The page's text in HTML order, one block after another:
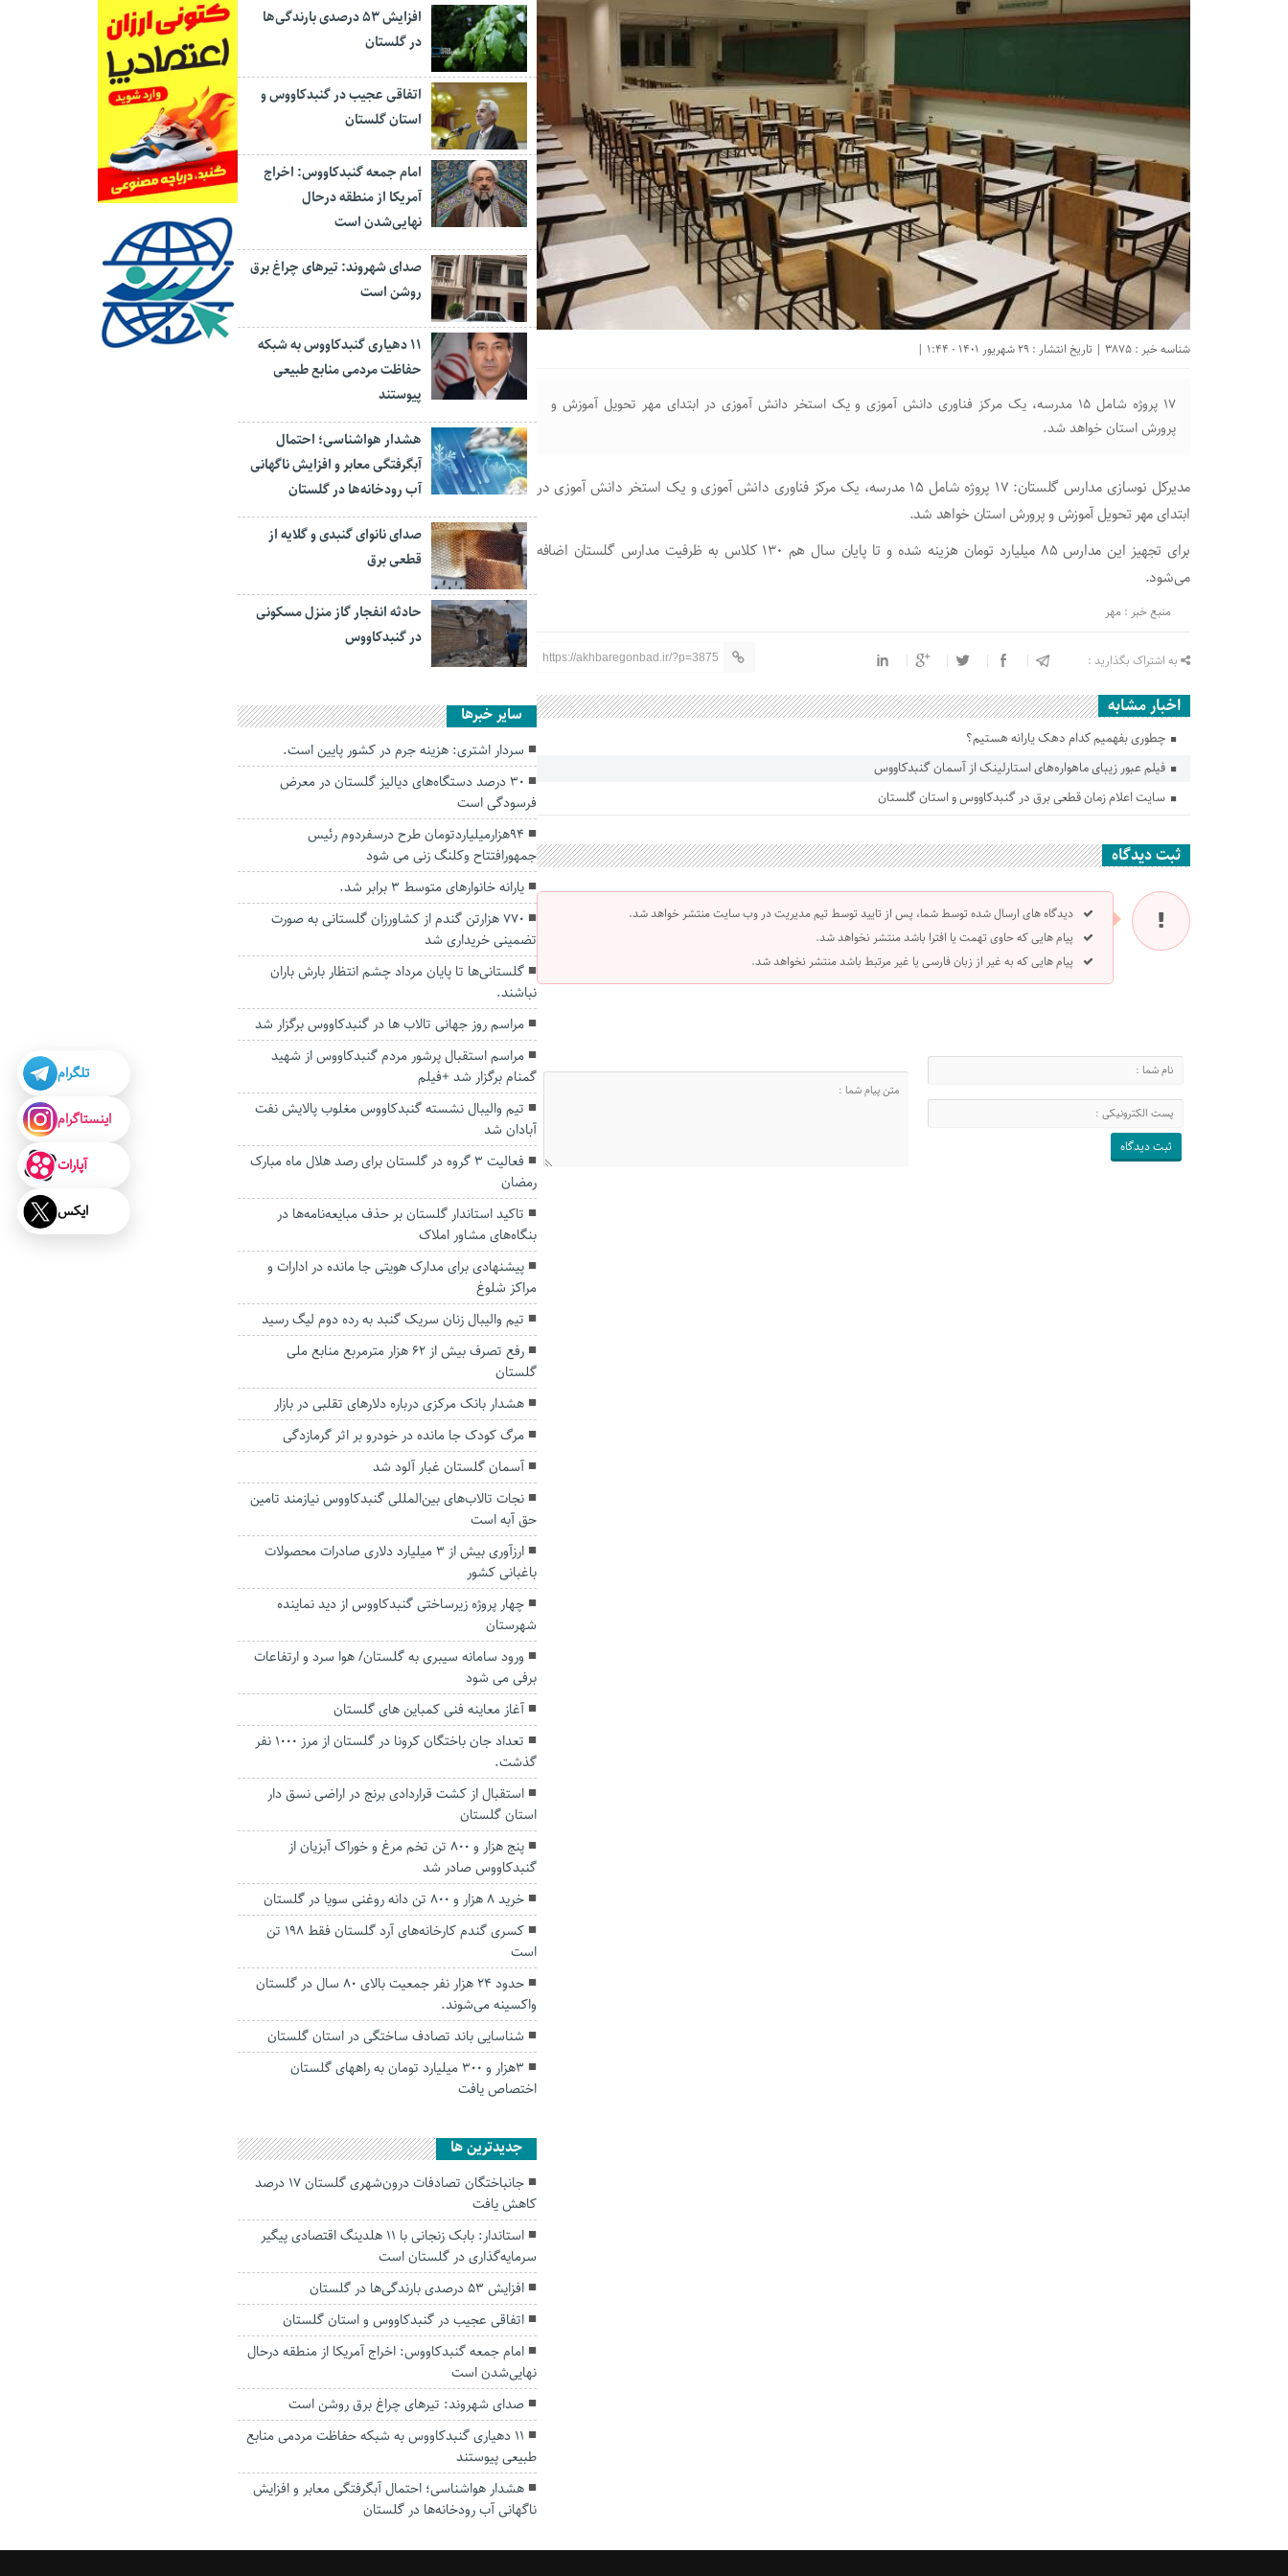
شناسه خبر : 3875 | تاریخ انتشار : 29 شهریور 1401 - 1:44 |
۱۷ پروژه شامل ۱۵ مدرسه، یک مرکز فناوری دانش آموزی و یک استخر دانش آموزی در ابتدای مهر تحویل آموزش و
پرورش استان خواهد شد.
مدیرکل نوسازی مدارس گلستان: ۱۷ پروژه شامل ۱۵ مدرسه، یک مرکز فناوری دانش آموزی و یک استخر دانش آموزی در
ابتدای مهر تحویل آموزش و پرورش استان خواهد شد.
برای تجهیز این مدارس ۸۵ میلیارد تومان هزینه شده و تا پایان سال هم ۱۳۰ کلاس به ظرفیت مدارس گلستان اضافه
می‌شود.
منبع خبر : مهر
به اشتراک بگذارید : https://akhbaregonbad.ir/?p=3875
اخبار مشابه
چطوری بفهمیم کدام دهک یارانه هستیم؟
فیلم عبور زیبای ماهواره‌های استارلینک از آسمان گنبدکاووس
سایت اعلام زمان قطعی برق در‌ گنبدکاووس و استان گلستان
ثبت دیدگاه
دیدگاه های ارسال شده توسط شما، پس از تایید توسط تیم مدیریت در وب سایت منتشر خواهد شد.
پیام هایی که حاوی تهمت یا افترا باشد منتشر نخواهد شد.
پیام هایی که به غیر از زبان فارسی یا غیر مرتبط باشد منتشر نخواهد شد.
افزایش ۵۳ درصدی بارندگی‌ها
در گلستان
اتفاقی عجیب در‌ گنبدکاووس و
استان گلستان
امام جمعه گنبدکاووس: اخراج
آمریکا از منطقه درحال
نهایی‌شدن است
صدای شهروند: تیرهای چراغ برق
روشن است
۱۱ دهیاری گنبدکاووس به شبکه
حفاظت مردمی منابع طبیعی
پیوستند
هشدار هواشناسی؛ احتمال
آبگرفتگی معابر و افزایش ناگهانی
آب رودخانه‌ها در گلستان
صدای نانوای گنبدی و گلایه از
قطعی برق
حادثه انفجار گاز منزل مسکونی
در گنبدکاووس
سایر خبرها
سردار اشتری: هزینه جرم در کشور پایین است.
۳۰ درصد دستگاه‌های دیالیز گلستان در معرض
فرسودگی است
۹۴هزارمیلیاردتومان طرح درسفردوم رئیس
جمهورافتتاح وکلنگ زنی می شود
یارانه خانوارهای متوسط ۳ برابر شد.
۷۷۰ هزارتن گندم از کشاورزان گلستانی به صورت
تضمینی خریداری شد
گلستانی‌ها تا پایان مرداد چشم انتظار بارش باران
نباشند.
مراسم روز جهانی تالاب ها در گنبدکاووس برگزار شد
مراسم استقبال پرشور مردم گنبدکاووس از شهید
گمنام برگزار شد +فیلم
تیم والیبال نشسته گنبدکاووس مغلوب پالایش نفت
آبادان شد
فعالیت ۳ گروه در گلستان برای رصد هلال ماه مبارک
رمضان
تاکید استاندار گلستان بر حذف مبایعه‌نامه‌ها در
بنگاه‌های مشاور املاک
پیشنهادی برای مدارک هویتی جا مانده در ادارات و
مراکز شلوغ
تیم والیبال زنان سریک گنبد به رده دوم لیگ رسید
رفع تصرف بیش از ۶۲ هزار مترمربع منابع ملی
گلستان
هشدار بانک مرکزی درباره دلارهای تقلبی در بازار
مرگ کودک جا مانده در خودرو بر اثر گرمازدگی
آسمان گلستان غبار آلود شد
نجات تالاب‌های بین‌المللی گنبدکاووس نیازمند تامین
حق آبه است
ارزآوری بیش از ۳ میلیارد دلاری صادرات محصولات
باغبانی کشور
چهار پروژه زیرساختی گنبدکاووس از دید نماینده
شهرستان
ورود سامانه سیبری به گلستان/ هوا سرد و ارتفاعات
برفی می شود
آغاز معاینه فنی کمباین های گلستان
تعداد جان باختگان کرونا در گلستان از مرز 1000 نفر
گذشت.
استقبال از کشت قراردادی برنج در اراضی نسق دار
استان گلستان
پنج هزار و ۸۰۰ تن تخم مرغ و خوراک آبزیان از
گنبدکاووس صادر شد
خرید ۸ هزار و ۸۰۰ تن دانه روغنی سویا در گلستان
کسری گندم کارخانه‌های آرد گلستان فقط ۱۹۸ تن
است
حدود ۲۴ هزار نفر جمعیت بالای ۸۰ سال در گلستان
واکسینه می‌شوند.
شناسایی باند تصادف ساختگی در استان گلستان
۳هزار و ۳۰۰ میلیارد تومان به راههای گلستان
اختصاص یافت
جديدترين ها
جانباختگان تصادفات درون‌شهری گلستان ۱۷ درصد
کاهش یافت
استاندار: بابک زنجانی با ۱۱ هلدینگ اقتصادی پیگیر
سرمایه‌گذاری در گلستان است
افزایش ۵۳ درصدی بارندگی‌ها در گلستان
اتفاقی عجیب در‌ گنبدکاووس و استان گلستان
امام جمعه گنبدکاووس: اخراج آمریکا از منطقه درحال
نهایی‌شدن است
صدای شهروند: تیرهای چراغ برق روشن است
۱۱ دهیاری گنبدکاووس به شبکه حفاظت مردمی منابع
طبیعی پیوستند
هشدار هواشناسی؛ احتمال آبگرفتگی معابر و افزایش
ناگهانی آب رودخانه‌ها در گلستان
تلگرام
اینستاگرام
آپارات
ایکس